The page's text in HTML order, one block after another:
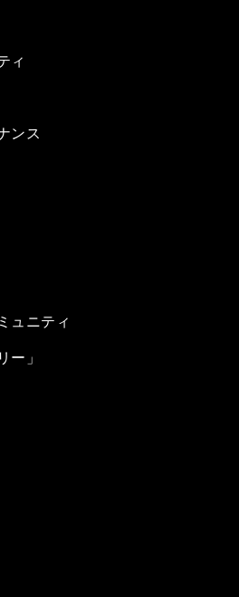
ィ
ンス
ュニティ
ー」